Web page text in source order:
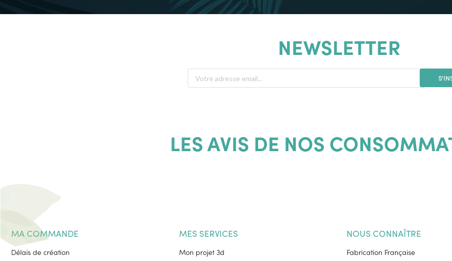
NEWSLETTER
LES AVIS DE NOS
MA COMMANDE
Délais de création
MES SERVICES
Mon projet 3d
NOUS CONNAÎTRE
Fabrication Française